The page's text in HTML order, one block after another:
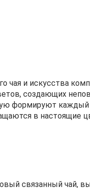
и искусства
создающих
формируют
в настоящие
связанный чай,